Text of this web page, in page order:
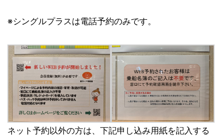
※シングルプラスは電話予約のみです。
ネット予約以外の方は、下記申し込み用紙を記入する